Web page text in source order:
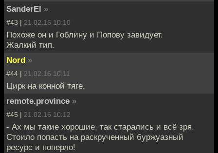
SanderEl »
#43 | 21.02.16 10:10
Похоже он и Гоблину и Попову завидует.
Жалкий тип.
Nord »
#44 | 21.02.16 10:11
Цирк на конной тяге.
remote.province »
#45 | 21.02.16 10:12
- Ах мы такие хорошие, так старались и всё зря.
Стоило попасть на раскрученный буржуазный
ресурс и поперло!